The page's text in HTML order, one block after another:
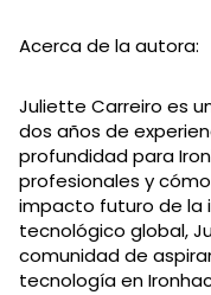
Acerca de la autora:
Juliette Carreiro es
dos años de
profundidad para
profesionales y
impacto futuro de la
tecnológico global,
comunidad de
tecnología en